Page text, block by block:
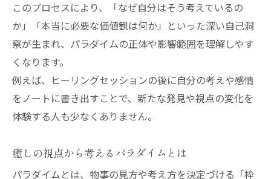
このプロセスにより、「なぜ自分はそう考えているの
か」「本当に必要な価値観は何か」といった深い自己洞
察が生まれ、パラダイムの正体や影響範囲を理解しやす
くなります。
例えば、ヒーリングセッションの後に自分の考えや感情
をノートに書き出すことで、新たな発見や視点の変化を
体験する人も少なくありません。
癒しの視点から考えるパラダイムとは